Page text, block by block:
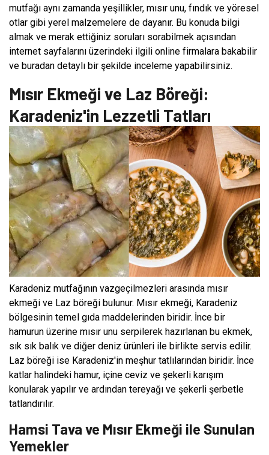
mutfağı aynı zamanda yeşillikler, mısır unu, fındık ve yöresel
otlar gibi yerel malzemelere de dayanır. Bu konuda bilgi
almak ve merak ettiğiniz soruları sorabilmek açısından
internet sayfalarını üzerindeki ilgili online firmalara bakabilir
ve buradan detaylı bir şekilde inceleme yapabilirsiniz.
Mısır Ekmeği ve Laz Böreği:
Karadeniz'in Lezzetli Tatları
Karadeniz mutfağının vazgeçilmezleri arasında mısır
ekmeği ve Laz böreği bulunur. Mısır ekmeği, Karadeniz
bölgesinin temel gıda maddelerinden biridir. İnce bir
hamurun üzerine mısır unu serpilerek hazırlanan bu ekmek,
sık sık balık ve diğer deniz ürünleri ile birlikte servis edilir.
Laz böreği ise Karadeniz'in meşhur tatlılarından biridir. İnce
katlar halindeki hamur, içine ceviz ve şekerli karışım
konularak yapılır ve ardından tereyağı ve şekerli şerbetle
tatlandırılır.
Hamsi Tava ve Mısır Ekmeği ile Sunulan
Yemekler